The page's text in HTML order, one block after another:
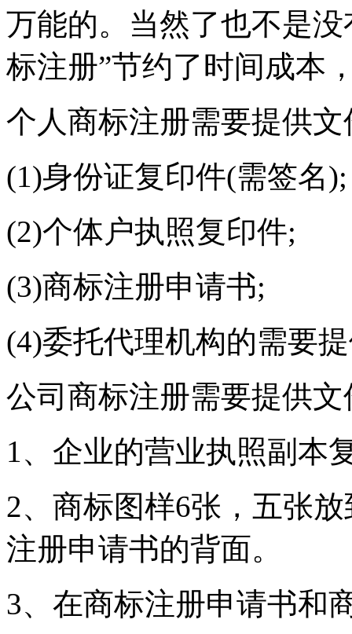
万能的。当然了也不是
标注册”节约了时间成本
个人商标注册需要提供文
(1)身份证复印件(需签名);
(2)个体户执照复印件;
(3)商标注册申请书;
(4)委托代理机构的需要
公司商标注册需要提供文
1、企业的营业执照副本
2、商标图样6张，五张
注册申请书的背面。
3、在商标注册申请书和